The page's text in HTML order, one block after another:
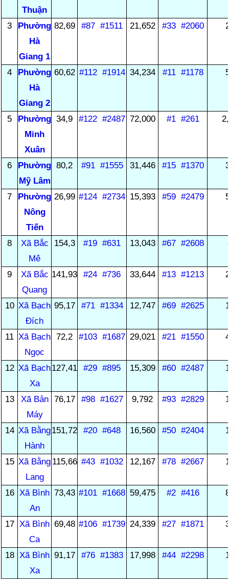
Thuận
3
Phường
Hà
Giang 1
82,69 #87 #1511 21,652 #33 #2060
4
Phường
Hà
Giang 2
60,62 #112 #1914 34,234 #11 #1178
5
Phường
Minh
Xuân
34,9 #122 #2487 72,000 #1 #261
6
Phường
Mỹ Lâm
80,2 #91 #1555 31,446 #15 #1370
7
Phường
Nông
Tiến
26,99 #124 #2734 15,393 #59 #2479
8
Xã Bắc
Mê
154,3 #19 #631 13,043 #67 #2608
9
Xã Bắc
Quang
141,93 #24 #736 33,644 #13 #1213
10 Xã Bạch
Đích
95,17 #71 #1334 12,747 #69 #2625
11 Xã Bạch
Ngọc
72,2 #103 #1687 29,021 #21 #1550
12 Xã Bạch
Xa
127,41 #29 #895 15,309 #60 #2487
13
Xã Bản
Máy
76,17 #98 #1627 9,792 #93 #2829
14 Xã Bằng
Hành
151,72 #20 #648 16,560 #50 #2404
15 Xã Bằng
Lang
115,66 #43 #1032 12,167 #78 #2667
16 Xã Bình
An
73,43 #101 #1668 59,475 #2 #416
17 Xã Bình
Ca
69,48 #106 #1739 24,339 #27 #1871
18 Xã Bình
Xa
91,17 #76 #1383 17,998 #44 #2298